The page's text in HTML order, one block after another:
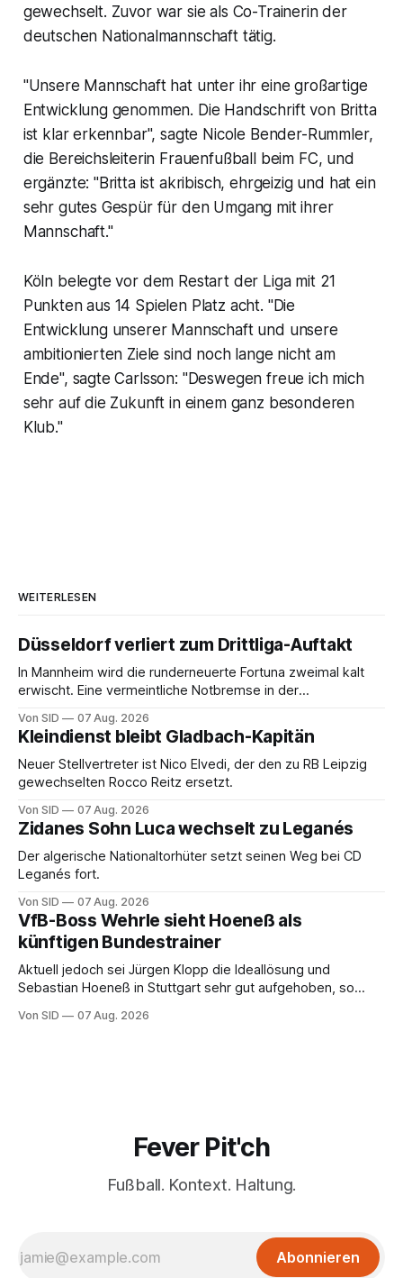
gewechselt. Zuvor war sie als Co-Trainerin der
deutschen Nationalmannschaft tätig.
"Unsere Mannschaft hat unter ihr eine großartige
Entwicklung genommen. Die Handschrift von Britta
ist klar erkennbar", sagte Nicole Bender-Rummler,
die Bereichsleiterin Frauenfußball beim FC, und
ergänzte: "Britta ist akribisch, ehrgeizig und hat ein
sehr gutes Gespür für den Umgang mit ihrer
Mannschaft."
Köln belegte vor dem Restart der Liga mit 21
Punkten aus 14 Spielen Platz acht. "Die
Entwicklung unserer Mannschaft und unsere
ambitionierten Ziele sind noch lange nicht am
Ende", sagte Carlsson: "Deswegen freue ich mich
sehr auf die Zukunft in einem ganz besonderen
Klub."
WEITERLESEN
Düsseldorf verliert zum Drittliga-Auftakt
In Mannheim wird die runderneuerte Fortuna zweimal kalt
erwischt. Eine vermeintliche Notbremse in der
Von SID 07 Aug. 2026
Kleindienst bleibt Gladbach-Kapitän
Neuer Stellvertreter ist Nico Elvedi, der den zu RB Leipzig
gewechselten Rocco Reitz ersetzt.
Von SID 07 Aug. 2026
Zidanes Sohn Luca wechselt zu Leganés
Der algerische Nationaltorhüter setzt seinen Weg bei CD
Leganés fort.
Von SID 07 Aug. 2026
VfB-Boss Wehrle sieht Hoeneß als
künftigen Bundestrainer
Aktuell jedoch sei Jürgen Klopp die Ideallösung und
Sebastian Hoeneß in Stuttgart sehr gut aufgehoben, so
Von SID 07 Aug. 2026
Fever Pit'ch
Fußball. Kontext. Haltung.
Abonnieren